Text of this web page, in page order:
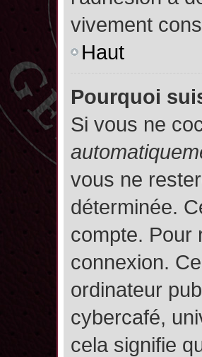
vivement
Haut
Pourquoi
Si vous ne
vous ne
déterminée.
compte. Pour
connexion.
ordinateur
cybercafé,
cela signifie